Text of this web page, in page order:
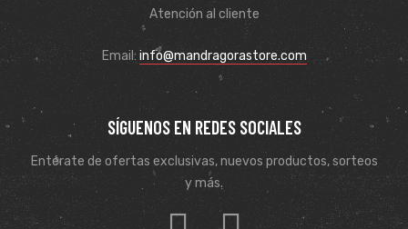
Atención al cliente
Email: info@mandragorastore.com
SÍGUENOS EN REDES SOCIALES
Entérate de ofertas exclusivas, nuevos productos, sorteos
y más.